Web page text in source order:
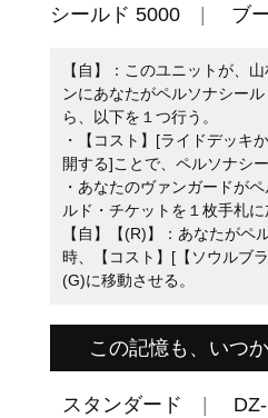
シールド 5000
ブ
【自】：このユニットが、
ンにあなたがペルソナシー
ら、以下を１つ行う。
・【コスト】[ライドデッキ
開する]ことで、ペルソナシ
・あなたのヴァンガードが
ルド・チケットを１枚手札に
【自】【(R)】：あなたがペ
時、【コスト】[【ソウルブ
(G)に移動させる。
この記憶も、いつ
スタンダード